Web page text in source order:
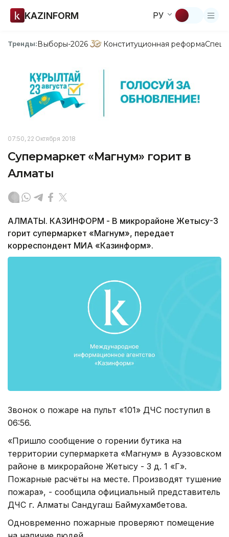
KAZINFORM РУ
Тренды:Выборы-2026 Конституционная реформа
07:50, 22 Октября 2018
Супермаркет «Магнум» горит в
Алматы
АЛМАТЫ. КАЗИНФОРМ - В микрорайоне Жетысу-3
горит супермаркет «Магнум», передает
корреспондент МИА «Казинформ».
Звонок о пожаре на пульт «101» ДЧС поступил в
06:56.
«Пришло сообщение о горении бутика на
территории супермаркета «Магнум» в Ауэзовском
районе в микрорайоне Жетысу - 3 д. 1 «Г».
Пожарные расчёты на месте. Производят тушение
пожара», - сообщила официальный представитель
ДЧС г. Алматы Сандугаш Баймухамбетова.
Одновременно пожарные проверяют помещение